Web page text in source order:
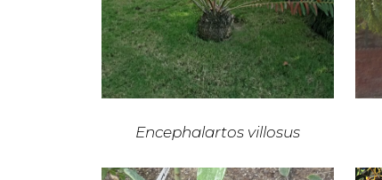
Encephalartos villosus